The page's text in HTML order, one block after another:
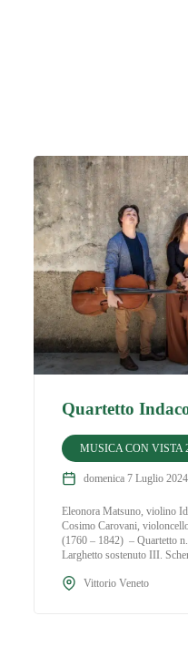
Quartetto
MUSICA CON VISTA
domenica 7 Luglio 2024
Eleonora Matsuno, violino
Cosimo Carovani,
(1760 – 1842) – Quartetto
Larghetto sostenuto III.
Vittorio Veneto